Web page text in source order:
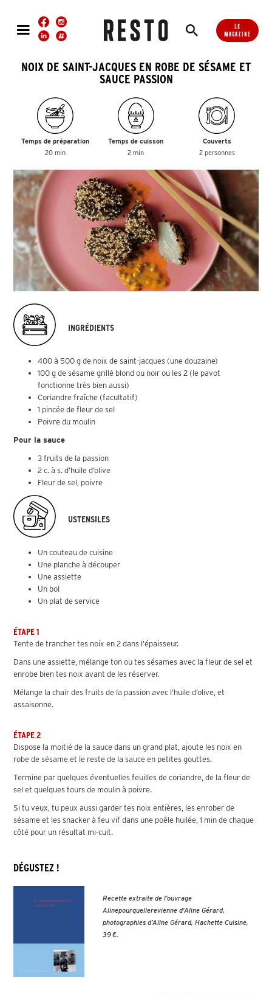
LE
MAGAZINE
NOIX DE SAINT-JACQUES EN ROBE DE SÉSAME ET
SAUCE PASSION
Temps de préparation
20 min
Temps de cuisson
2 min
Couverts
2 personnes
INGRÉDIENTS
400 à 500 g de noix de saint-jacques (une douzaine)
100 g de sésame grillé blond ou noir ou les 2 (le pavot
fonctionne très bien aussi)
Coriandre fraîche (facultatif)
1 pincée de fleur de sel
Poivre du moulin
Pour la sauce
3 fruits de la passion
2 c. à s. d’huile d’olive
Fleur de sel, poivre
USTENSILES
Un couteau de cuisine
Une planche à découper
Une assiette
Un bol
Un plat de service
ÉTAPE 1
Tente de trancher tes noix en 2 dans l’épaisseur.
Dans une assiette, mélange ton ou tes sésames avec la fleur de sel et
enrobe bien tes noix avant de les réserver.
Mélange la chair des fruits de la passion avec l’huile d’olive, et
assaisonne.
ÉTAPE 2
Dispose la moitié de la sauce dans un grand plat, ajoute les noix en
robe de sésame et le reste de la sauce en petites gouttes.
Termine par quelques éventuelles feuilles de coriandre, de la fleur de
sel et quelques tours de moulin à poivre.
Si tu veux, tu peux aussi garder tes noix entières, les enrober de
sésame et les snacker à feu vif dans une poêle huilée, 1 min de chaque
côté pour un résultat mi-cuit.
DÉGUSTEZ !
Recette extraite de l’ouvrage
Alinepourquellerevienne d’Aline Gérard,
photographies d’Aline Gérard, Hachette Cuisine,
39 €.